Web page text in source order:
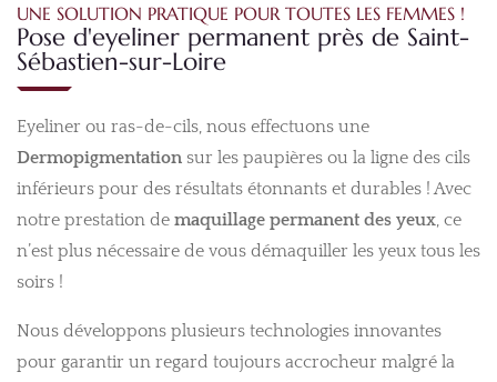
UNE SOLUTION PRATIQUE POUR TOUTES LES FEMMES !
Pose d'eyeliner permanent près de Saint-
Sébastien-sur-Loire
Eyeliner ou ras-de-cils, nous effectuons une
Dermopigmentation sur les paupières ou la ligne des cils
inférieurs pour des résultats étonnants et durables ! Avec
notre prestation de maquillage permanent des yeux, ce
n’est plus nécessaire de vous démaquiller les yeux tous les
soirs !
Nous développons plusieurs technologies innovantes
pour garantir un regard toujours accrocheur malgré la